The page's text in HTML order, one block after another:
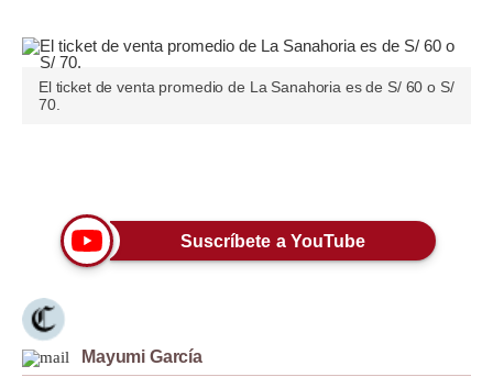
Editorial
Pregunta de hoy
Lujo
Moda
Estilos
El ticket de venta promedio de La Sanahoria es de S/ 60 o S/
70.
Suscríbete a YouTube
Mayumi García